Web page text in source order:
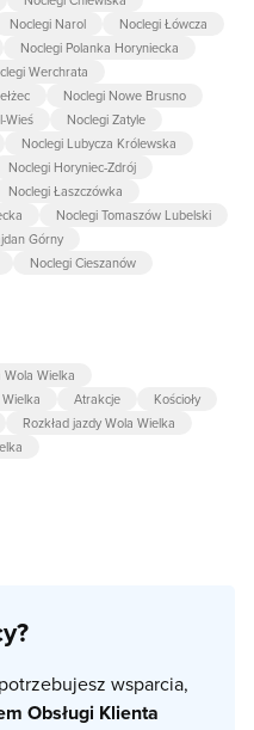
Noclegi Narol
Noclegi Łówcza
Noclegi Polanka Horyniecka
Werchrata
Noclegi Nowe Brusno
Wieś
Noclegi Zatyle
Noclegi Lubycza Królewska
Noclegi Horyniec-Zdrój
Noclegi Łaszczówka
Noclegi Tomaszów Lubelski
Górny
Noclegi Cieszanów
Wola Wielka
Atrakcje
Kościoły
Rozkład jazdy Wola Wielka
wsparcia,
Obsługi Klienta